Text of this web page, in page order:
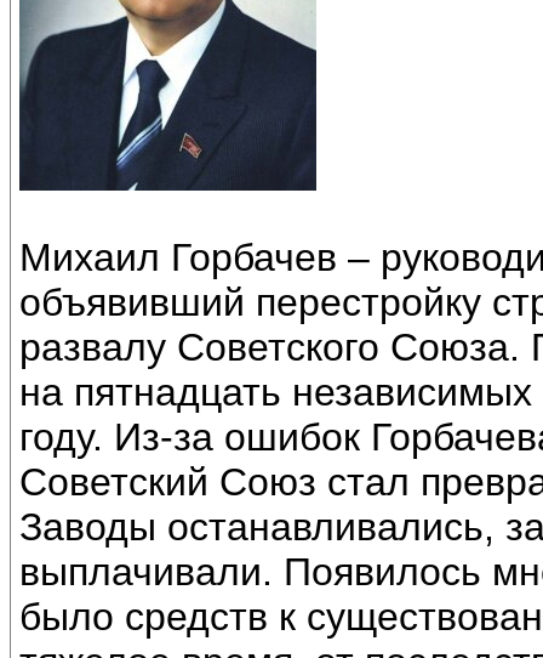
Михаил Горбачев –
объявивший перестройку
развалу Советского
на пятнадцать
году. Из-за ошибок
Советский Союз стал
Заводы останавливались,
выплачивали. Появилось
было средств к